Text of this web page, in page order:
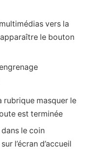
vers la
le bouton
rubrique masquer le
est terminée
le coin
l’écran d’accueil